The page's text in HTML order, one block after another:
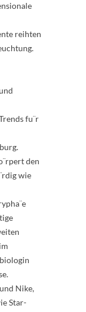
reihten
fu¨r
den
wie
Nike,
Star-